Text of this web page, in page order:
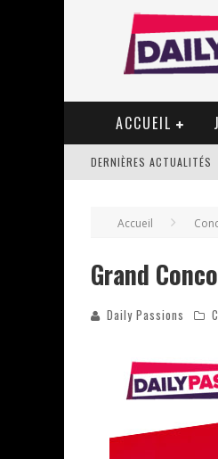
ACCUEIL
DERNIÈRES ACTUALITÉS
Accueil
Grand
Daily Passions